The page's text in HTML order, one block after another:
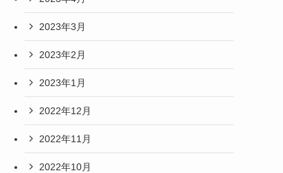
2023年3月
2023年2月
2023年1月
2022年12月
2022年11月
2022年10月